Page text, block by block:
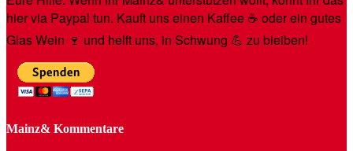
hier via Paypal tun. Kauft uns einen Kaffee ☕️ oder ein gutes
Glas Wein 🍷 und helft uns, in Schwung 💪 zu bleiben!
Mainz& Kommentare